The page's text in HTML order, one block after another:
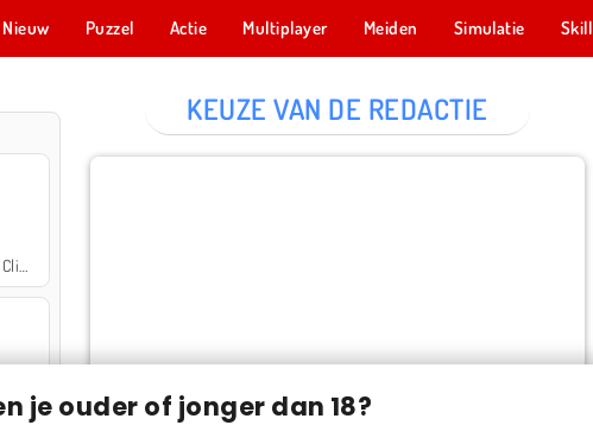
je ouder of jonger dan 18?
Nieuw Puzzel Actie Multiplayer Meiden Simulatie Skill
KEUZE VAN DE REDACTIE
Cake Merge 2